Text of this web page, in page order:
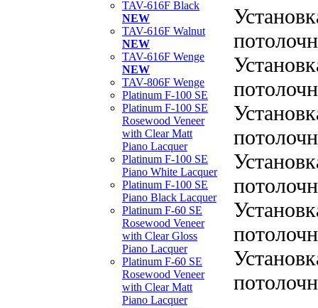
TAV-616F Black
NEW
TAV-616F Walnut
NEW
TAV-616F Wenge
NEW
TAV-806F Wenge
Platinum F-100 SE
Platinum F-100 SE
Rosewood Veneer
with Clear Matt
Piano Lacquer
Platinum F-100 SE
Piano White Lacquer
Platinum F-100 SE
Piano Black Lacquer
Platinum F-60 SE
Rosewood Veneer
with Clear Gloss
Piano Lacquer
Platinum F-60 SE
Rosewood Veneer
with Clear Matt
Piano Lacquer